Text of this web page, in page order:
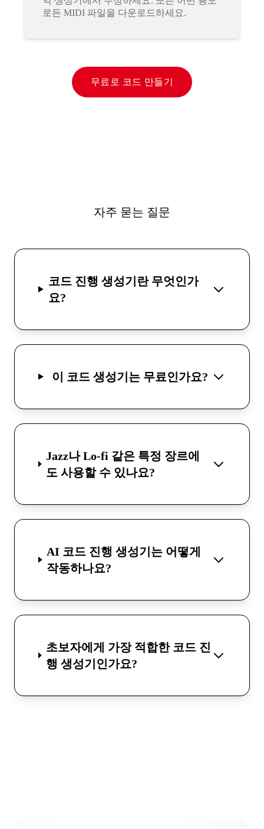
로든 MIDI 파일을 다운로드하세요.
무료로 코드 만들기
자주 묻는 질문
코드 진행 생성기란 무엇인가
요?
이 코드 생성기는 무료인가요?
Jazz나 Lo-fi 같은 특정 장르에
도 사용할 수 있나요?
AI 코드 진행 생성기는 어떻게
작동하나요?
초보자에게 가장 적합한 코드 진
행 생성기인가요?